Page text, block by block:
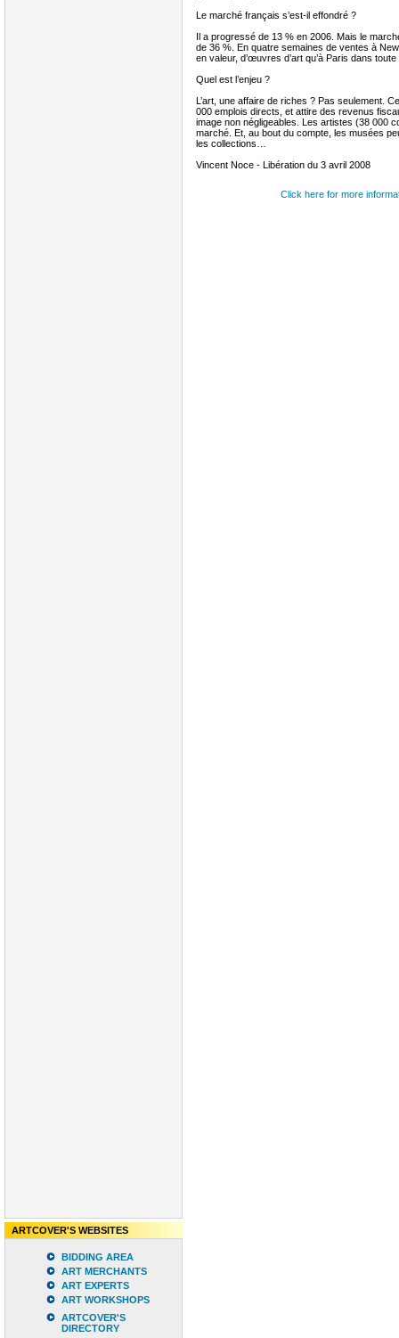
ARTCOVER'S WEBSITES
BIDDING AREA
ART MERCHANTS
ART EXPERTS
ART WORKSHOPS
ARTCOVER'S
DIRECTORY
Le marché français s’est-il effondré ?
Il a progressé de 13 % en 2006. Mais le
de 36 %. En quatre semaines de ventes à
en valeur, d’œuvres d’art qu’à Paris dans toute
Quel est l’enjeu ?
L’art, une affaire de riches ? Pas seulement.
000 emplois directs, et attire des revenus
image non négligeables. Les artistes (38 000
marché. Et, au bout du compte, les musées
les collections…
Vincent Noce - Libération du 3 avril 2008
Click here for more